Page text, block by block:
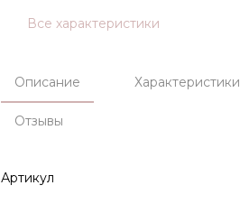
Все характеристики
Описание Характеристики
Отзывы
Артикул